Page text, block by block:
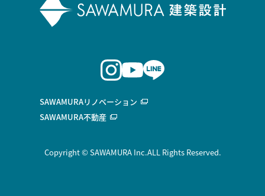
SAWAMURAリノベーション
SAWAMURA不動産
Copyright © SAWAMURA Inc.ALL Rights Reserved.